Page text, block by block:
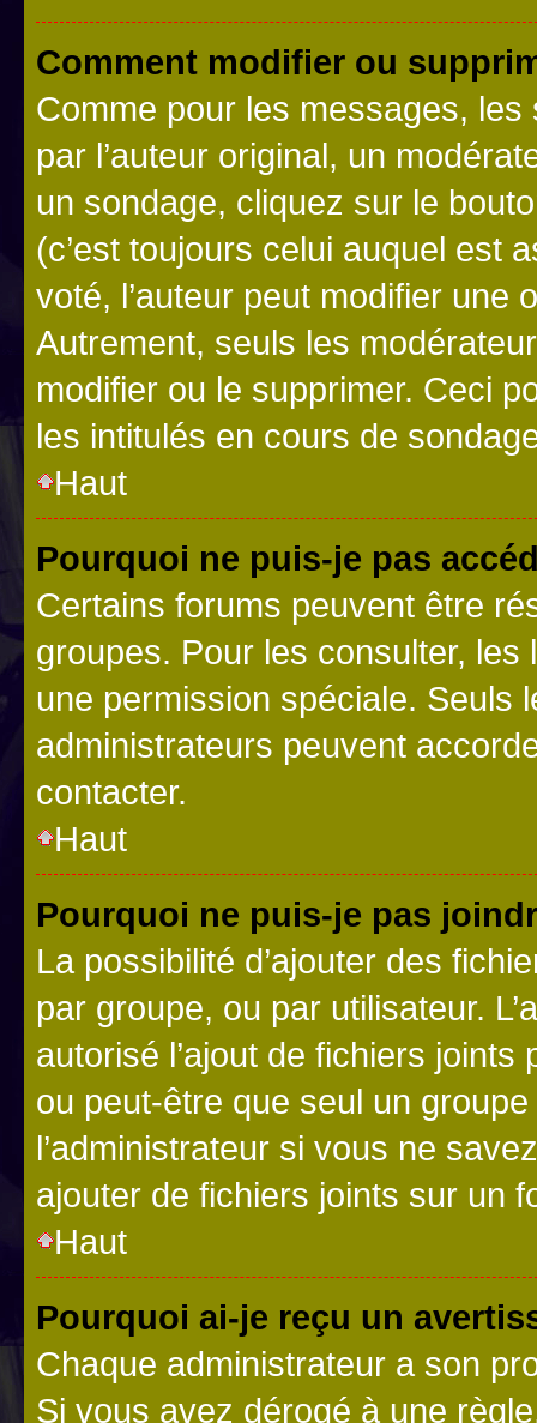
Comment modifier ou
Comme pour les messages,
par l’auteur original, un
un sondage, cliquez sur le
(c’est toujours celui auquel est
voté, l’auteur peut modifier une
Autrement, seuls les
modifier ou le supprimer. Ceci
les intitulés en cours de
Haut
Pourquoi ne puis-je pas
Certains forums peuvent être
groupes. Pour les consulter,
une permission spéciale. Seuls
administrateurs peuvent
contacter.
Haut
Pourquoi ne puis-je pas
La possibilité d’ajouter des
par groupe, ou par utilisateur.
autorisé l’ajout de fichiers
ou peut-être que seul un
l’administrateur si vous ne
ajouter de fichiers joints sur un
Haut
Pourquoi ai-je reçu un
Chaque administrateur a son
Si vous avez dérogé à une